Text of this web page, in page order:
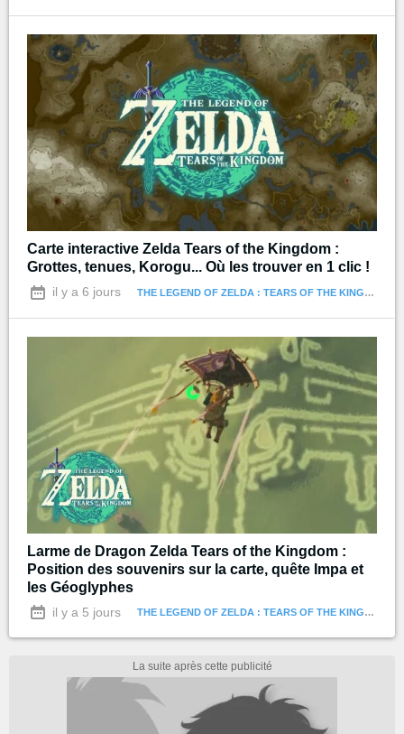
Carte interactive Zelda Tears of the Kingdom :
Grottes, tenues, Korogu... Où les trouver en 1 clic !
il y a 6 jours THE LEGEND OF ZELDA : TEARS OF THE KINGDOM
Larme de Dragon Zelda Tears of the Kingdom :
Position des souvenirs sur la carte, quête Impa et
les Géoglyphes
il y a 5 jours THE LEGEND OF ZELDA : TEARS OF THE KINGDOM